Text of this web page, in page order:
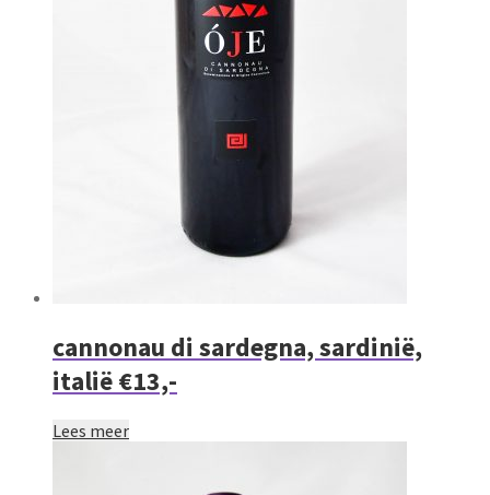
cannonau di sardegna, sardinië,
italië €13,-
Lees meer